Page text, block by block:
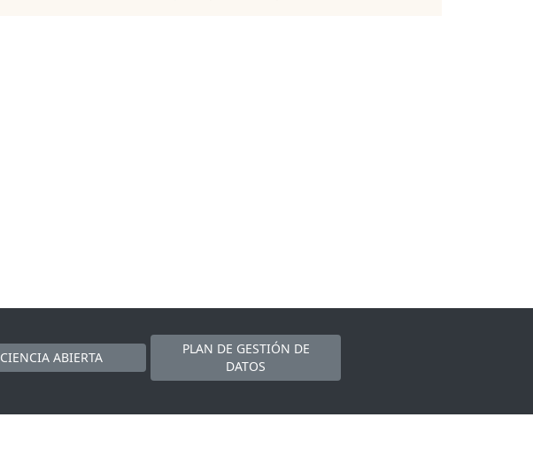
CIENCIA ABIERTA
PLAN DE GESTIÓN DE
DATOS